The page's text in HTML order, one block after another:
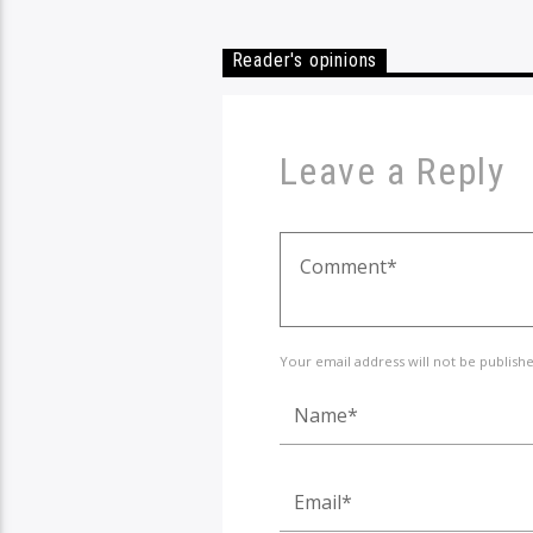
Reader's opinions
Leave a Reply
Your email address will not be